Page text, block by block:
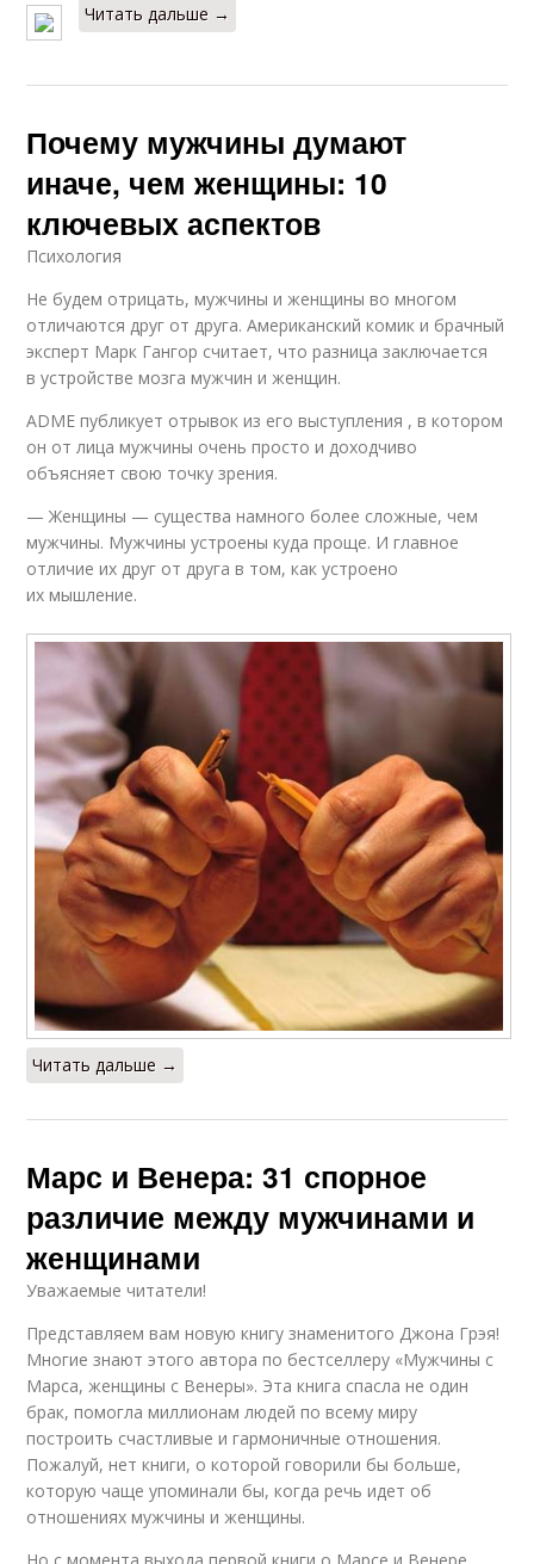
Читать дальше →
Почему мужчины думают
иначе, чем женщины: 10
ключевых аспектов
Психология
Не будем отрицать, мужчины и женщины во многом
отличаются друг от друга. Американский комик и брачный
эксперт Марк Гангор считает, что разница заключается
в устройстве мозга мужчин и женщин.
ADME публикует отрывок из его выступления , в котором
он от лица мужчины очень просто и доходчиво
объясняет свою точку зрения.
— Женщины — существа намного более сложные, чем
мужчины. Мужчины устроены куда проще. И главное
отличие их друг от друга в том, как устроено
их мышление.
Читать дальше →
Марс и Венера: 31 спорное
различие между мужчинами и
женщинами
Уважаемые читатели!
Представляем вам новую книгу знаменитого Джона Грэя!
Многие знают этого автора по бестселлеру «Мужчины с
Марса, женщины с Венеры». Эта книга спасла не один
брак, помогла миллионам людей по всему миру
построить счастливые и гармоничные отношения.
Пожалуй, нет книги, о которой говорили бы больше,
которую чаще упоминали бы, когда речь идет об
отношениях мужчины и женщины.
Но с момента выхода первой книги о Марсе и Венере